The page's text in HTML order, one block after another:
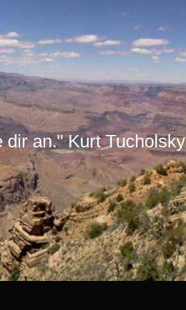
an." Kurt Tucholsky